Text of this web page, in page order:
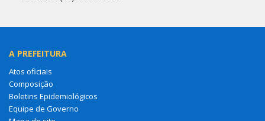
A PREFEITURA
Atos oficiais
Composição
Boletins Epidemiológicos
Equipe de Governo